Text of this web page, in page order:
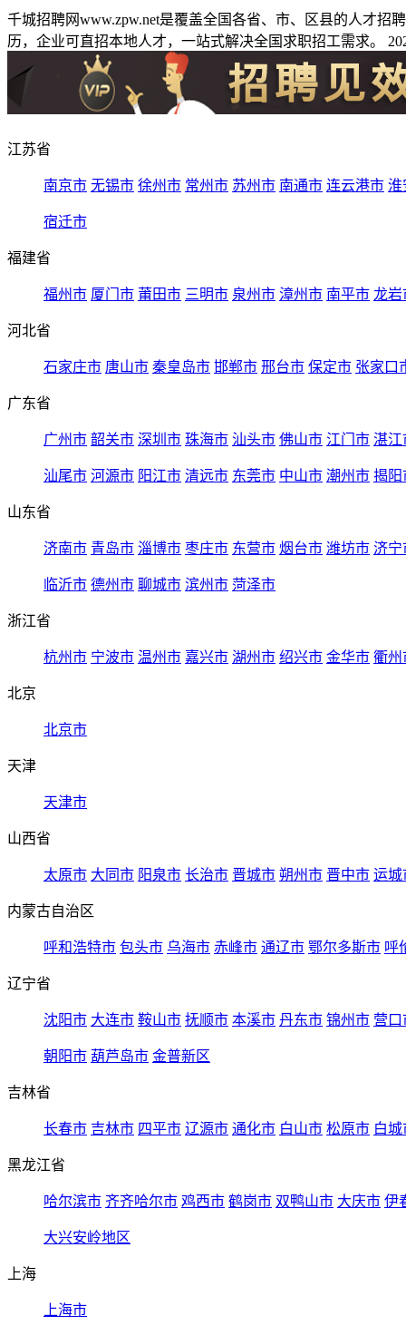
千城招聘网www.zpw.net是覆盖全国各省、市、区县的人才
历，企业可直招本地人才，一站式解决全国求职招工需求。
江苏省
南京市 无锡市 徐州市 常州市 苏州市 南通市 连云港市 淮
宿迁市
福建省
福州市 厦门市 莆田市 三明市 泉州市 漳州市 南平市 龙岩
河北省
石家庄市 唐山市 秦皇岛市 邯郸市 邢台市 保定市 张家口
广东省
广州市 韶关市 深圳市 珠海市 汕头市 佛山市 江门市 湛江
汕尾市 河源市 阳江市 清远市 东莞市 中山市 潮州市 揭阳
山东省
济南市 青岛市 淄博市 枣庄市 东营市 烟台市 潍坊市 济宁
临沂市 德州市 聊城市 滨州市 菏泽市
浙江省
杭州市 宁波市 温州市 嘉兴市 湖州市 绍兴市 金华市 衢州
北京
北京市
天津
天津市
山西省
太原市 大同市 阳泉市 长治市 晋城市 朔州市 晋中市 运城
内蒙古自治区
呼和浩特市 包头市 乌海市 赤峰市 通辽市 鄂尔多斯市 呼
辽宁省
沈阳市 大连市 鞍山市 抚顺市 本溪市 丹东市 锦州市 营口
朝阳市 葫芦岛市 金普新区
吉林省
长春市 吉林市 四平市 辽源市 通化市 白山市 松原市 白城
黑龙江省
哈尔滨市 齐齐哈尔市 鸡西市 鹤岗市 双鸭山市 大庆市 伊
大兴安岭地区
上海
上海市